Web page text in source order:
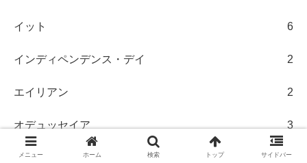
イット 6
インディペンデンス・デイ 2
エイリアン 2
オデュッセイア 3
オールド 2
メニュー ホーム 検索 トップ サイドバー